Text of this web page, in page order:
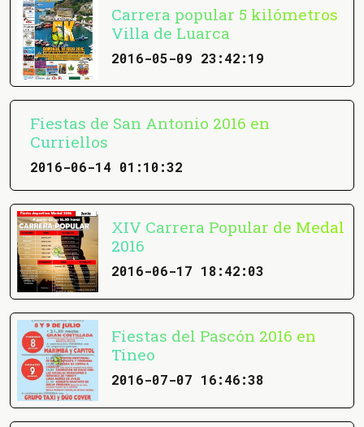
Carrera popular 5 kilómetros
Villa de Luarca
2016-05-09 23:42:19
Fiestas de San Antonio 2016 en
Curriellos
2016-06-14 01:10:32
XIV Carrera Popular de Medal
2016
2016-06-17 18:42:03
Fiestas del Pascón 2016 en
Tineo
2016-07-07 16:46:38